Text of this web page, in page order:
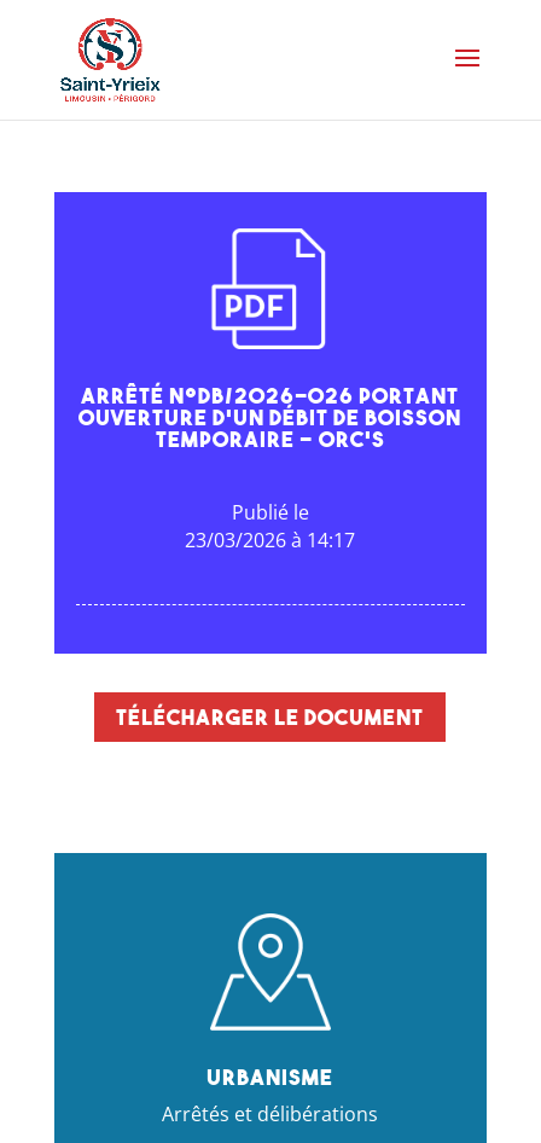
Arrêté N°DB/2026-026 portant
ouverture d’un débit de boisson
temporaire – ORC’S
23/03/2026 à 14:17
Télécharger le document
Urbanisme
Arrêtés et délibérations